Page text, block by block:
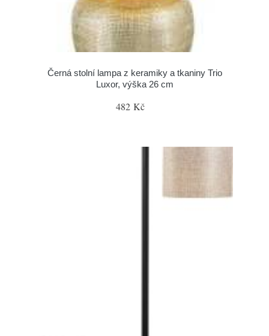
Černá stolní lampa z keramiky a tkaniny Trio
Luxor, výška 26 cm
482 Kč